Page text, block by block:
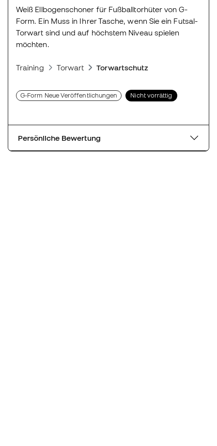
Weiß Ellbogenschoner für Fußballtorhüter von G-
Form. Ein Muss in Ihrer Tasche, wenn Sie ein Futsal-
Torwart sind und auf höchstem Niveau spielen
möchten.
Training Torwart Torwartschutz
G-Form Neue Veröffentlichungen Nicht vorrättig
Persönliche Bewertung